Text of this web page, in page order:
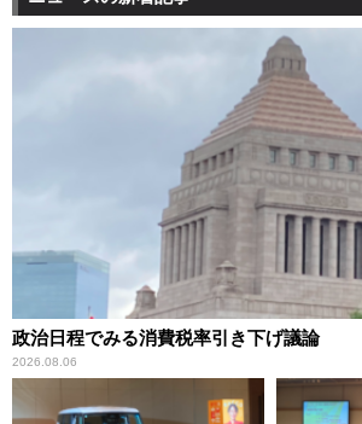
政治日程でみる消費税率引き下げ議論
2026.08.06